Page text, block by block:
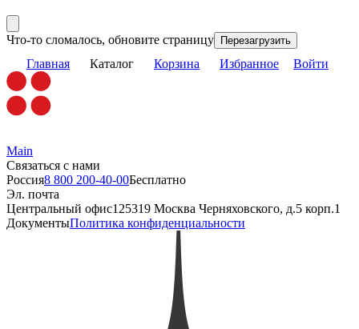
Что-то сломалось, обновите страницу Перезагрузить
Главная Каталог Корзина Избранное Войти
Main
Связаться с нами
Россия8 800 200-40-00Бесплатно
Эл. почта
Центральный офис125319 Москва Черняховского, д.5 корп.1
ДокументыПолитика конфиденциальности